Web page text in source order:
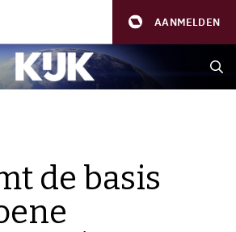
AANMELDEN
de basis